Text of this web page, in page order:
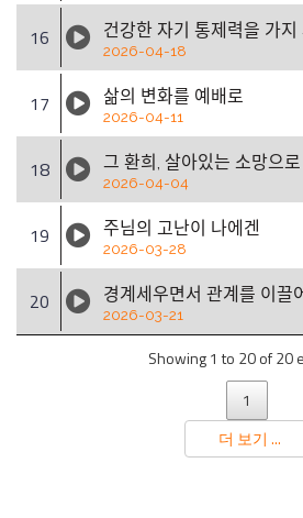
16 건강한 자기 통제력을 가지
2026-04-18
17 삶의 변화를 예배로
2026-04-11
18 그 환희, 살아있는 소망으로
2026-04-04
19 주님의 고난이 나에겐
2026-03-28
20 경계세우면서 관계를
2026-03-21
Showing 1 to 20 of 20
1
더 보기 ...